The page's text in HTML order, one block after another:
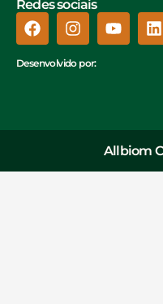
Redes sociais
Desenvolvido por:
Allbiom